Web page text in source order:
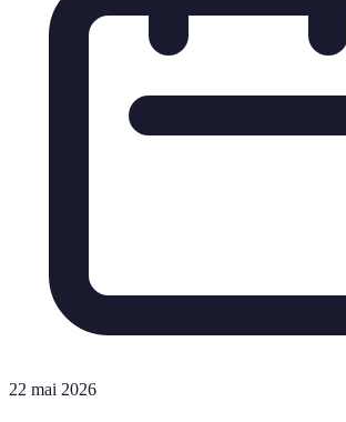
22 mai 2026